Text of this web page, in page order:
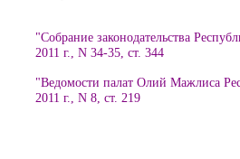
"Собрание законодательства
2011 г., N 34-35, ст. 344
"Ведомости палат Олий Мажлиса
2011 г., N 8, ст. 219